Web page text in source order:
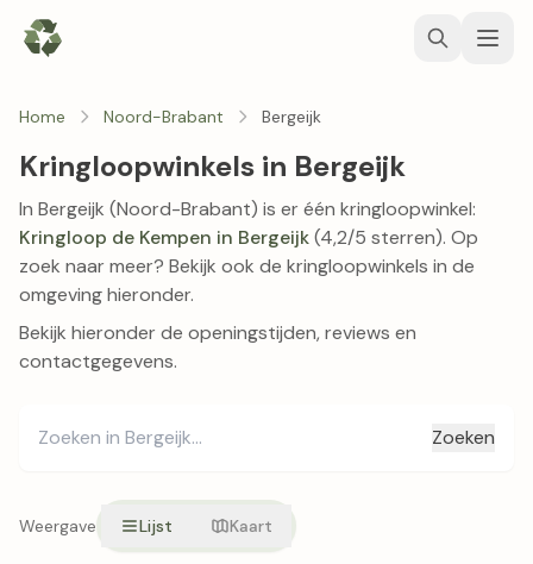
Home Noord-Brabant Bergeijk
Kringloopwinkels in Bergeijk
In Bergeijk (Noord-Brabant) is er één kringloopwinkel:
Kringloop de Kempen in Bergeijk(4,2/5 sterren). Op
zoek naar meer? Bekijk ook de kringloopwinkels in de
omgeving hieronder.
Bekijk hieronder de openingstijden, reviews en
contactgegevens.
Zoeken
Weergave Lijst Kaart